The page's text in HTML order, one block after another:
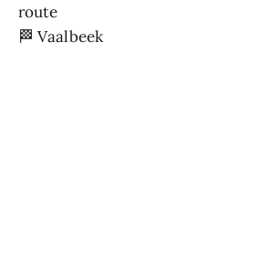
route
🏁 Vaalbeek